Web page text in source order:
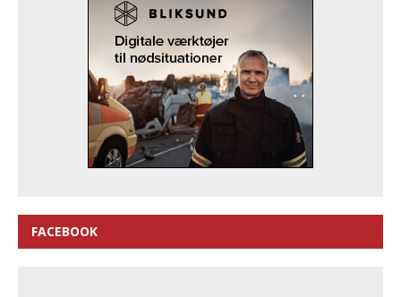
FACEBOOK